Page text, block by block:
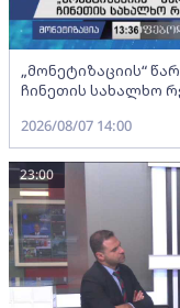
„მონეტიზაციის“
ჩინეთის სახალხო
2026/08/07 14:00
23:00